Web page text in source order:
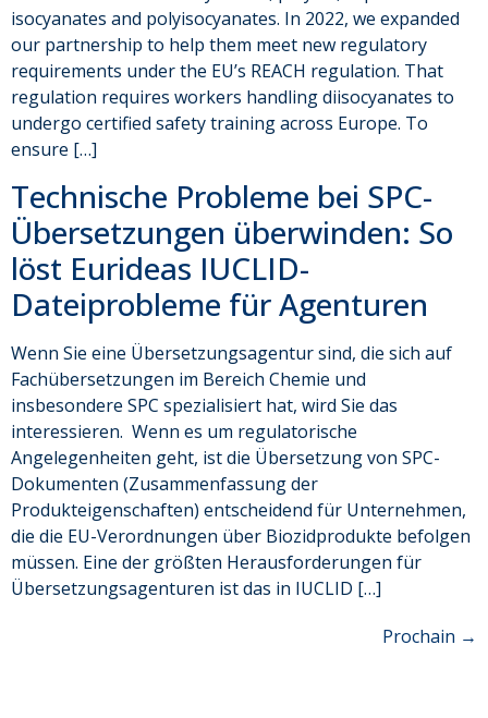
isocyanates and polyisocyanates. In 2022, we expanded
our partnership to help them meet new regulatory
requirements under the EU’s REACH regulation. That
regulation requires workers handling diisocyanates to
undergo certified safety training across Europe. To
ensure […]
Technische Probleme bei SPC-
Übersetzungen überwinden: So
löst Eurideas IUCLID-
Dateiprobleme für Agenturen
Wenn Sie eine Übersetzungsagentur sind, die sich auf
Fachübersetzungen im Bereich Chemie und
insbesondere SPC spezialisiert hat, wird Sie das
interessieren. Wenn es um regulatorische
Angelegenheiten geht, ist die Übersetzung von SPC-
Dokumenten (Zusammenfassung der
Produkteigenschaften) entscheidend für Unternehmen,
die die EU-Verordnungen über Biozidprodukte befolgen
müssen. Eine der größten Herausforderungen für
Übersetzungsagenturen ist das in IUCLID […]
Prochain →